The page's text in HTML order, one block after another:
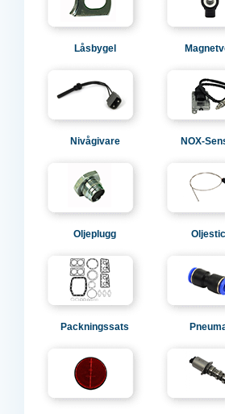
Låsbygel
Nivågivare NOX-
Oljeplugg
Packningssats